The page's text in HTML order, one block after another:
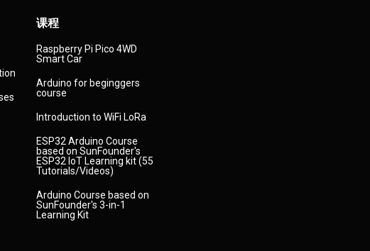
课程
Raspberry Pi Pico 4WD
Smart Car
Arduino for beginggers
course
Introduction to WiFi LoRa
ESP32 Arduino Course
based on SunFounder's
ESP32 IoT Learning kit (55
Tutorials/Videos)
Arduino Course based on
SunFounder's 3-in-1
Learning Kit